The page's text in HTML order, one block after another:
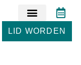
LID WORDEN